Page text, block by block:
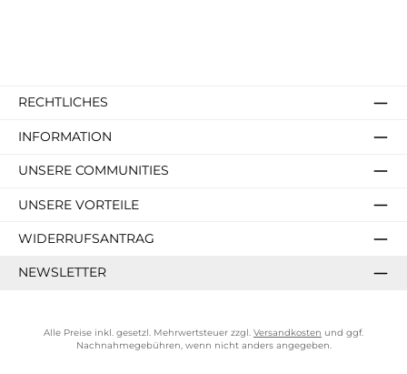
RECHTLICHES
INFORMATION
UNSERE COMMUNITIES
UNSERE VORTEILE
WIDERRUFSANTRAG
NEWSLETTER
Alle Preise inkl. gesetzl. Mehrwertsteuer zzgl. Versandkosten und ggf.
Nachnahmegebühren, wenn nicht anders angegeben.